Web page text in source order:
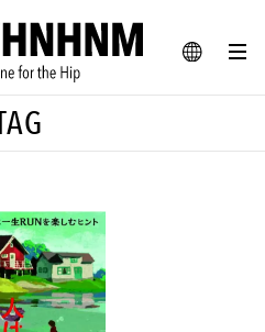
JA
SNAP
ャー、ライフスタイルWEBマガジン
#憧れの逸品
#古着サミット
ナーグッド図鑑